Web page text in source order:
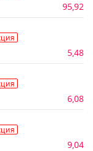
95,92
5,48
6,08
9,04